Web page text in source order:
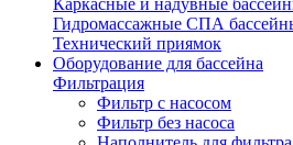
Каркасные и надувные
Гидромассажные СПА
Технический приямок
Оборудование для бассейна
Фильтрация
Фильтр с насосом
Фильтр без насоса